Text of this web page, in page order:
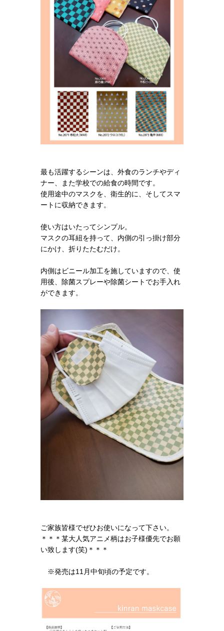
最も活躍するシーンは、外食のランチやディ
ナー、また学校での給食の時間です。
使用途中のマスクを、衛生的に、そしてスマ
ートに収納できます。
使い方はいたってシンプル。
マスクの耳紐を持って、内側の引っ掛け部分
にかけ、折りたたむだけ。
内側はビニール加工を施していますので、使
用後、除菌スプレーや除菌シートでお手入れ
ができます。
ご家族皆様でぜひお使いになって下さい。
＊＊＊某大人気アニメ柄はお子様優先でお願
い致します(笑)＊＊＊
※発売は11月中旬頃の予定です。